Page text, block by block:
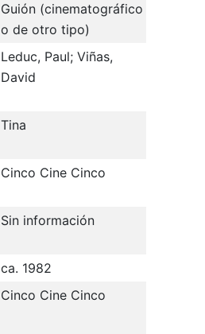
Guión (cinematográfico
o de otro tipo)
Leduc, Paul; Viñas,
David
Tina
Cinco Cine Cinco
Sin información
ca. 1982
Cinco Cine Cinco